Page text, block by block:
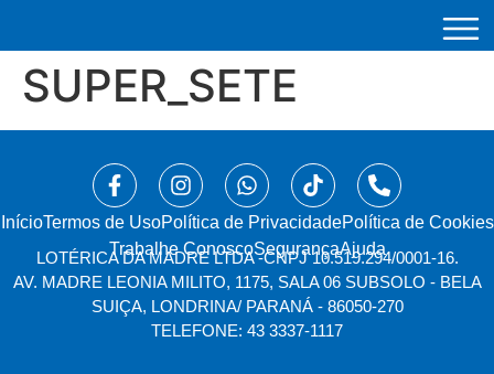
SUPER_SETE
Início⁠Termos de UsoPolítica de PrivacidadePolítica de Cookies
Trabalhe ConoscoSegurançaAjuda
LOTÉRICA DA MADRE LTDA -CNPJ 10.519.294/0001-16.
AV. MADRE LEONIA MILITO, 1175, SALA 06 SUBSOLO - BELA
SUIÇA, LONDRINA/ PARANÁ - 86050-270
TELEFONE: 43 3337-1117